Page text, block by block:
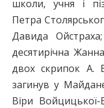
школи, учня і
Петра
Давида
десятирічна
двох скрипок А.
загинув у
Віри